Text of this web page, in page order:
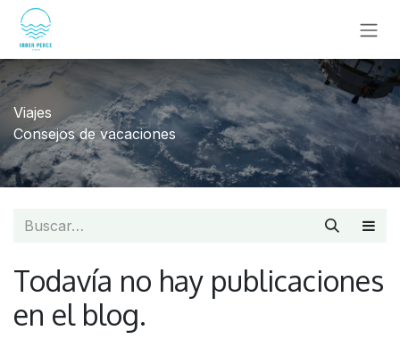
IR AL CONTENIDO
Viajes
Consejos de vacaciones
Todavía no hay publicaciones
en el blog.